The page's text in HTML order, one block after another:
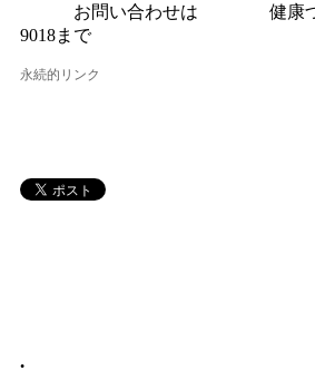
お問い合わせは 健康づく
9018まで
永続的リンク
•